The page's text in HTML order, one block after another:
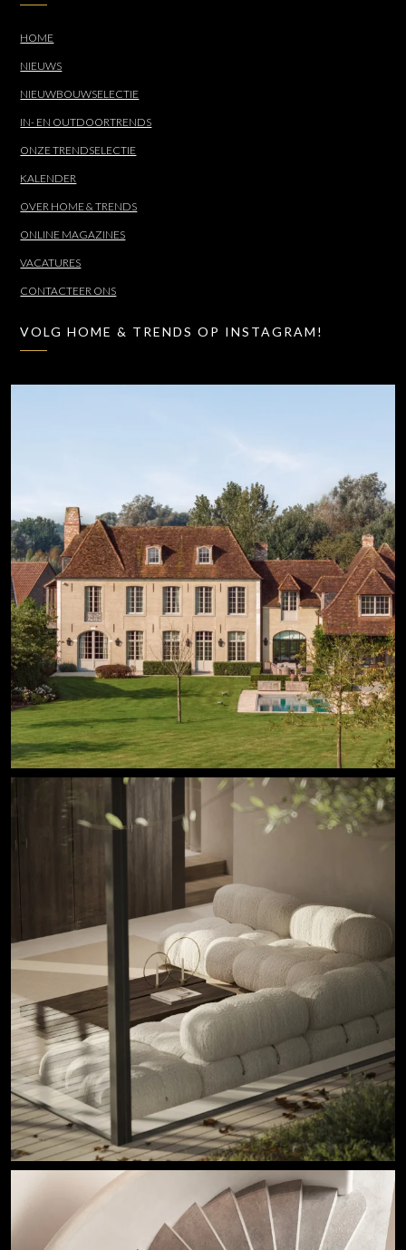
HOME
NIEUWS
NIEUWBOUWSELECTIE
IN- EN OUTDOORTRENDS
ONZE TRENDSELECTIE
KALENDER
OVER HOME & TRENDS
ONLINE MAGAZINES
VACATURES
CONTACTEER ONS
VOLG HOME & TRENDS OP INSTAGRAM!